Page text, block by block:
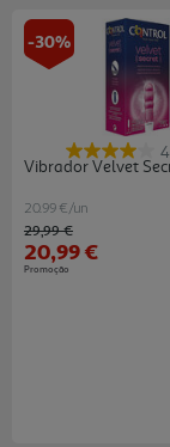
-30%
Vibrador Velvet
20.99 €/un
Price reduced from
29,99 €to
20,99 €
Promoção